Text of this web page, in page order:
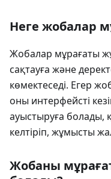
Неге жобалар
Жобалар мұрағаты
сақтауға және
көмектеседі. Егер
оны интерфейсті
ауыстыруға
келтіріп, жұмысты
Жобаны